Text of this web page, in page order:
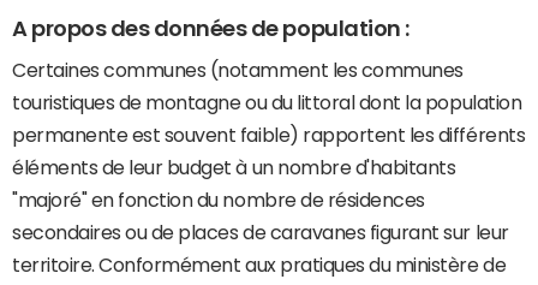
A propos des données de population :
Certaines communes (notamment les communes
touristiques de montagne ou du littoral dont la population
permanente est souvent faible) rapportent les différents
éléments de leur budget à un nombre d'habitants
"majoré" en fonction du nombre de résidences
secondaires ou de places de caravanes figurant sur leur
territoire. Conformément aux pratiques du ministère de